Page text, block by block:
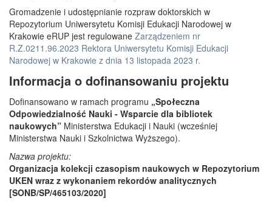
Gromadzenie i udostępnianie rozpraw doktorskich w
Repozytorium Uniwersytetu Komisji Edukacji Narodowej w
Krakowie eRUP jest regulowane Zarządzeniem nr
R.Z.0211.96.2023 Rektora Uniwersytetu Komisji Edukacji
Narodowej w Krakowie z dnia 13 listopada 2023 r.
Informacja o dofinansowaniu projektu
Dofinansowano w ramach programu „Społeczna
Odpowiedzialność Nauki - Wsparcie dla bibliotek
naukowych” Ministerstwa Edukacji i Nauki (wcześniej
Ministerstwa Nauki i Szkolnictwa Wyższego).
Nazwa projektu:
Organizacja kolekcji czasopism naukowych w Repozytorium
UKEN wraz z wykonaniem rekordów analitycznych
[SONB/SP/465103/2020]